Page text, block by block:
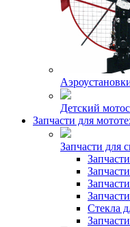
Детский
Запчасти для
Запчасти для
Стекла